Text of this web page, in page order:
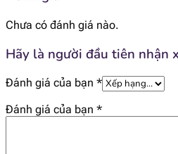
[popup_anything
id="1924"]
[popup_anything
0.13
Chưa có đánh giá nào.
Hãy là người đầu tiên nhận
Đánh giá của bạn *
Đánh giá của bạn *